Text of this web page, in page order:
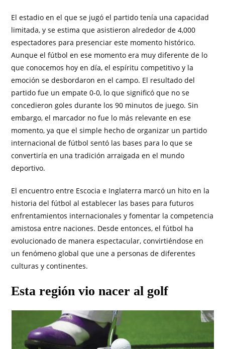
El estadio en el que se jugó el partido tenía una capacidad
limitada, y se estima que asistieron alrededor de 4,000
espectadores para presenciar este momento histórico.
Aunque el fútbol en ese momento era muy diferente de lo
que conocemos hoy en día, el espíritu competitivo y la
emoción se desbordaron en el campo. El resultado del
partido fue un empate 0-0, lo que significó que no se
concedieron goles durante los 90 minutos de juego. Sin
embargo, el marcador no fue lo más relevante en ese
momento, ya que el simple hecho de organizar un partido
internacional de fútbol sentó las bases para lo que se
convertiría en una tradición arraigada en el mundo
deportivo.
El encuentro entre Escocia e Inglaterra marcó un hito en la
historia del fútbol al establecer las bases para futuros
enfrentamientos internacionales y fomentar la competencia
amistosa entre naciones. Desde entonces, el fútbol ha
evolucionado de manera espectacular, convirtiéndose en
un fenómeno global que une a personas de diferentes
culturas y continentes.
Esta región vio nacer al golf